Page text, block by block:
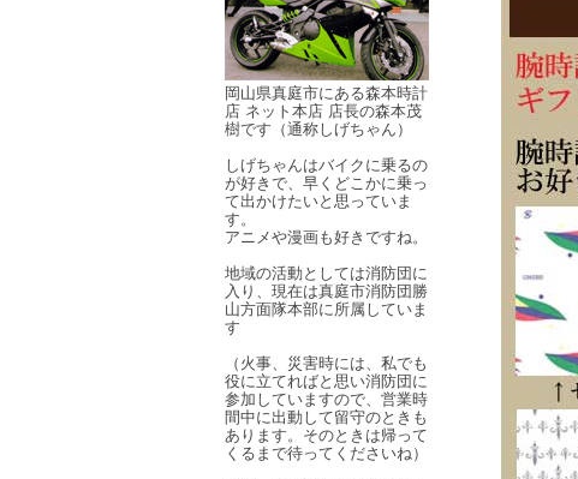
岡山県真庭市にある森本時計
店 ネット本店 店長の森本茂
樹です（通称しげちゃん）
しげちゃんはバイクに乗るの
が好きで、早くどこかに乗っ
て出かけたいと思っていま
す。
アニメや漫画も好きですね。
地域の活動としては消防団に
入り、現在は真庭市消防団勝
山方面隊本部に所属していま
す
（火事、災害時には、私でも
役に立てればと思い消防団に
参加していますので、営業時
間中に出動して留守のときも
あります。そのときは帰って
くるまで待ってくださいね）